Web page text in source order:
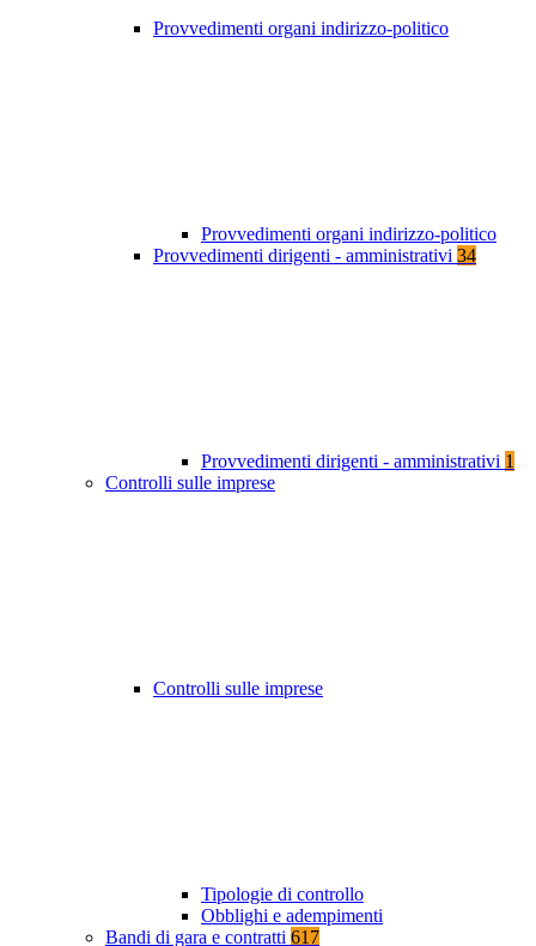
Provvedimenti organi indirizzo-politico
Provvedimenti organi indirizzo-politico
Provvedimenti dirigenti - amministrativi 34
Provvedimenti dirigenti - amministrativi 1
Controlli sulle imprese
Controlli sulle imprese
Tipologie di controllo
Obblighi e adempimenti
Bandi di gara e contratti 617